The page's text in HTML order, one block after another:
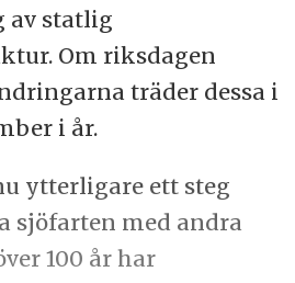
av statlig
Om riksdagen
träder dessa i
i år.
ytterligare ett steg
sjöfarten med andra
100 år har